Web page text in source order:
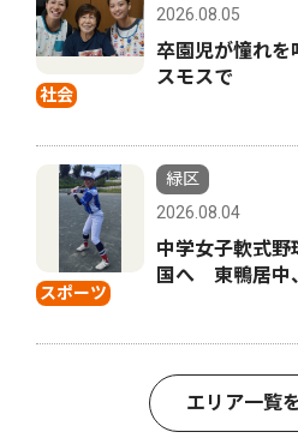
社会
2026.08.05
卒園児が憧れ
スモスで
スポーツ
緑区
2026.08.04
中学女子軟式
国へ 東鴨居中
エリア一覧